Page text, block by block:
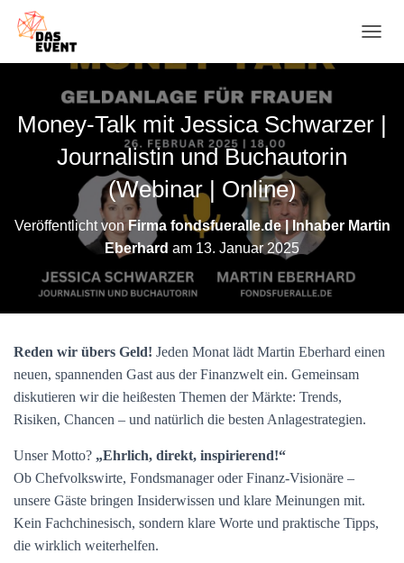
A
M
E
Money-Talk mit Jessica Schwarzer |
Journalistin und Buchautorin
(Webinar | Online)
Veröffentlicht vonFirma fondsfueralle.de | Inhaber Martin
Eberhard am 13. Januar 2025
Reden wir übers Geld! Jeden Monat lädt Martin Eberhard einen
neuen, spannenden Gast aus der Finanzwelt ein. Gemeinsam
diskutieren wir die heißesten Themen der Märkte: Trends,
Risiken, Chancen – und natürlich die besten Anlagestrategien.
Unser Motto? „Ehrlich, direkt, inspirierend!“
Ob Chefvolkswirte, Fondsmanager oder Finanz-Visionäre –
unsere Gäste bringen Insiderwissen und klare Meinungen mit.
Kein Fachchinesisch, sondern klare Worte und praktische Tipps,
die wirklich weiterhelfen.